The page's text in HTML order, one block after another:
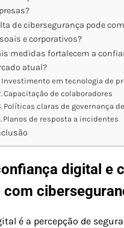
de cibersegurança pode
e corporativos?
medidas fortalecem a
atual?
Investimento em tecnologia de
Capacitação de colaboradores
Políticas claras de governança
Planos de resposta a incidentes
digital e
com
é a percepção de